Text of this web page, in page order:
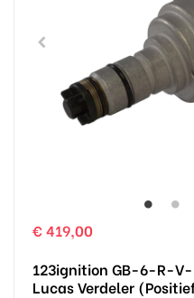
€ 419,00
123ignition GB-6-R-V-
Lucas Verdeler